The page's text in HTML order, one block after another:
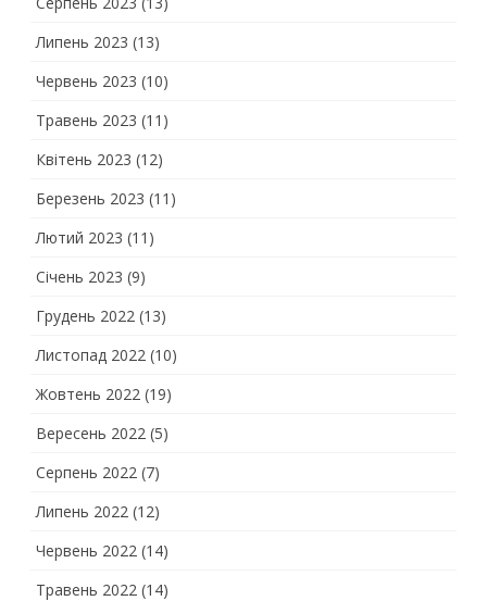
Липень 2023 (13)
Червень 2023 (10)
Травень 2023 (11)
Квітень 2023 (12)
Березень 2023 (11)
Лютий 2023 (11)
Січень 2023 (9)
Грудень 2022 (13)
Листопад 2022 (10)
Жовтень 2022 (19)
Вересень 2022 (5)
Серпень 2022 (7)
Липень 2022 (12)
Червень 2022 (14)
Травень 2022 (14)